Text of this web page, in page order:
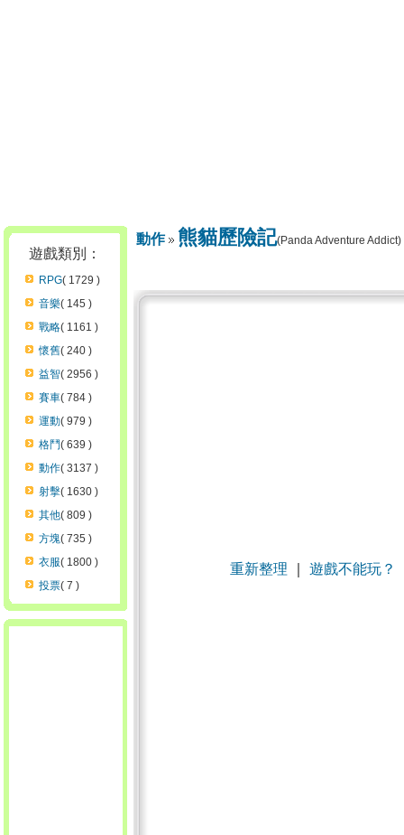
遊戲類別：
RPG( 1729 )
音樂( 145 )
戰略( 1161 )
懷舊( 240 )
益智( 2956 )
賽車( 784 )
運動( 979 )
格鬥( 639 )
動作( 3137 )
射擊( 1630 )
其他( 809 )
方塊( 735 )
衣服( 1800 )
投票( 7 )
動作 熊貓歷險記(Panda Adventure Addict)
重新整理 遊戲不能玩？